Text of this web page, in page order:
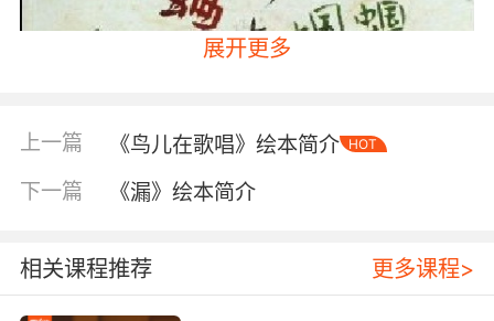
展开更多
上一篇 《鸟儿在歌唱》绘本简介 HOT
下一篇 《漏》绘本简介
相关课程推荐 更多课程>